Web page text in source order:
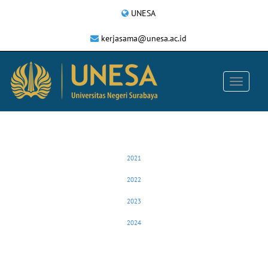
UNESA
kerjasama@unesa.ac.id
2021
2022
2023
2024